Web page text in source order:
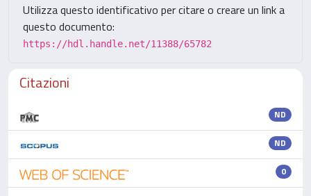
Utilizza questo identificativo per citare o creare un link a
questo documento:
https://hdl.handle.net/11388/65782
Citazioni
ND
ND
0